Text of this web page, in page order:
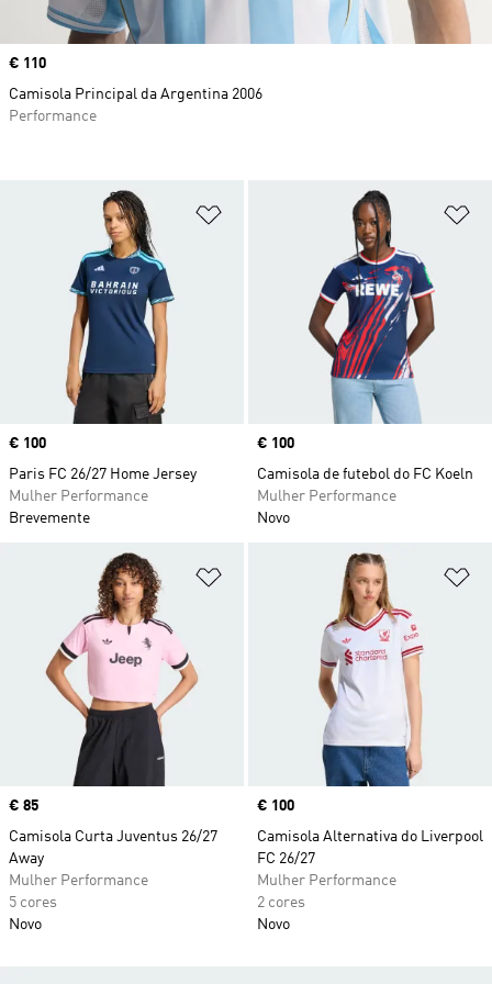
Adicionar à Lista de Desejos
Price
€ 100
Paris FC 26/27 Home Jersey
Mulher Performance
Brevemente
Price
€ 100
Camisola de futebol do FC Koeln
Mulher Performance
Novo
Adicionar à Lista de Desejos
Price
€ 85
Camisola Curta Juventus 26/27
Away
Mulher Performance
5 cores
Novo
Price
€ 100
Camisola Alternativa do Liverpool
FC 26/27
Mulher Performance
2 cores
Novo
Price
€ 110
Camisola Principal da Argentina 2006
Performance